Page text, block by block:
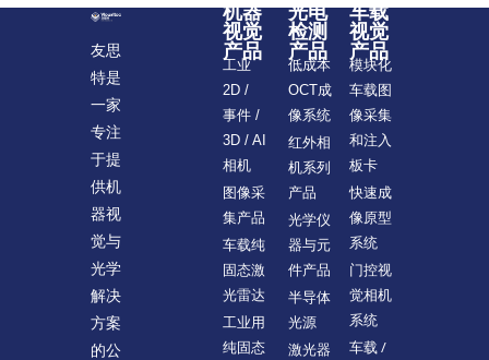
友思
特是
一家
专注
于提
供机
器视
觉与
光学
解决
方案
的公
机器
视觉
产品
工业
2D /
事件 /
3D / AI
相机
图像采
集产品
车载纯
固态激
光雷达
工业用
纯固态
光电
检测
产品
低成本
OCT成
像系统
红外相
机系列
产品
光学仪
器与元
件产品
半导体
光源
激光器
车载
视觉
产品
模块化
车载图
像采集
和注入
板卡
快速成
像原型
系统
门控视
觉相机
系统
车载 /